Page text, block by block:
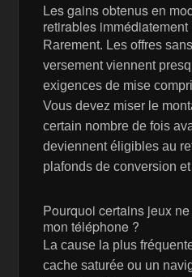
Les gains obtenus en
retirables immédiatement
Rarement. Les offres
versement viennent
exigences de mise
Vous devez miser le
certain nombre de fois
deviennent éligibles au
plafonds de conversion
Pourquoi certains jeux
mon téléphone ?
La cause la plus
cache saturée ou un